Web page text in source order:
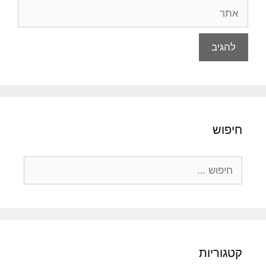
חיפוש
קטגוריות